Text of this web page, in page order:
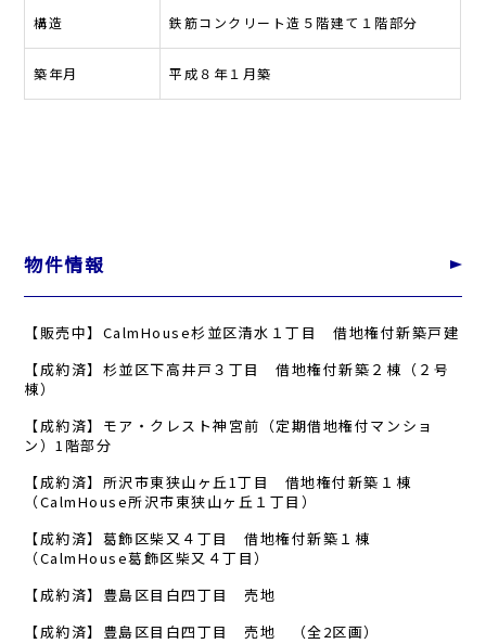
物件情報
【販売中】CalmHouse杉並区清水１丁目 借地権付新築戸建
【成約済】杉並区下高井戸３丁目 借地権付新築２棟（２号
棟）
【成約済】モア・クレスト神宮前（定期借地権付マンショ
ン）1階部分
【成約済】所沢市東狭山ヶ丘1丁目 借地権付新築１棟
（CalmHouse所沢市東狭山ヶ丘１丁目）
【成約済】葛飾区柴又４丁目 借地権付新築１棟
（CalmHouse葛飾区柴又４丁目）
【成約済】豊島区目白四丁目 売地
【成約済】豊島区目白四丁目 売地 （全2区画）
構造 鉄筋コンクリート造５階建て１階部分
築年月 平成８年１月築